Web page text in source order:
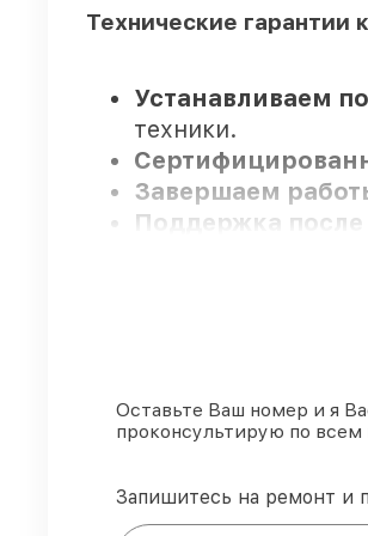
Технические гарантии
Устанавливаем
техники.
Завершаем
Поддержка
80%работ по
90%
Оригинальные
использовать, а
Оставьте Ваш номер и я
проконсультирую по
Запишитесь на ремонт и